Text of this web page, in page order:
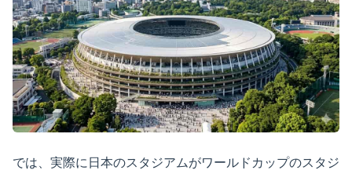
では、実際に日本のスタジアムがワールドカップのスタジ